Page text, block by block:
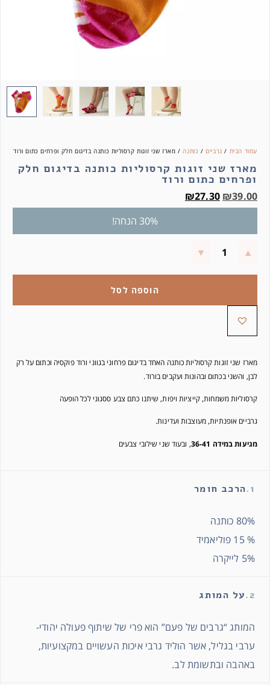
עמוד הבית / גרביים/ כותנה/ מארז שני זוגות קרסוליות כותנה בדיגום חלק ופרחים כתום ורוד
מארז שני זוגות קרסוליות כותנה בדיגום חלק
ופרחים כתום ורוד
₪39.00
₪27.30
30% הנחה!
הוספה לסל
מארז שני זוגות קרסוליות כותנה האחד בדיגום פרחוני בגווני ורוד פוקסיה וכתום על רק
לבן, והשני בכתום ובהונות ועקבים בורוד.
קרסוליות משמחות, קייציות ויפות, שיתנו כתם צבע ססגוני לכל הופעה
גרביים אופנתיות, מעוצבות ועדינות.
מגיעות במידה 36-41 , ובעוד שני שילובי צבעים
1. הרכב חומר
80% כותנה
% 15 פוליאמיד
5% לייקרה
2. על המותג
המותג “גרבים של פעם” הוא פרי של שיתוף פעולה יהודי-
ערבי בגליל, אשר הוליד גרבי איכות העשויים במקצועיות,
באהבה ובתשומת לב.